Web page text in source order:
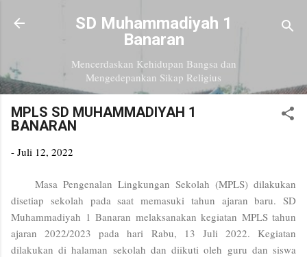
Langsung ke konten utama
SD Muhammadiyah 1
Banaran
Mencerdaskan Kehidupan Bangsa dan
Mengedepankan Sikap Religius
MPLS SD MUHAMMADIYAH 1
BANARAN
- Juli 12, 2022
Masa Pengenalan Lingkungan Sekolah (MPLS) dilakukan
disetiap sekolah pada saat memasuki tahun ajaran baru. SD
Muhammadiyah 1 Banaran melaksanakan kegiatan MPLS tahun
ajaran 2022/2023 pada hari Rabu, 13 Juli 2022. Kegiatan
dilakukan di halaman sekolah dan diikuti oleh guru dan siswa